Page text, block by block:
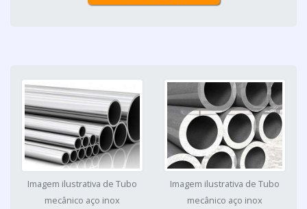
Imagem ilustrativa de Tubo
mecânico aço inox
Imagem ilustrativa de Tubo
mecânico aço inox